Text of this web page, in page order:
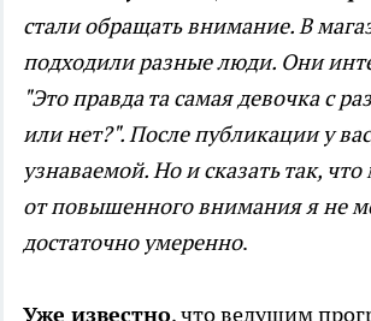
стали обращать внимание. В
подходили разные люди. Они
"Это правда та самая девочка с
или нет?". После публикации у
узнаваемой. Но и сказать так,
от повышенного внимания я не
достаточно умеренно.
Уже известно, что ведущим